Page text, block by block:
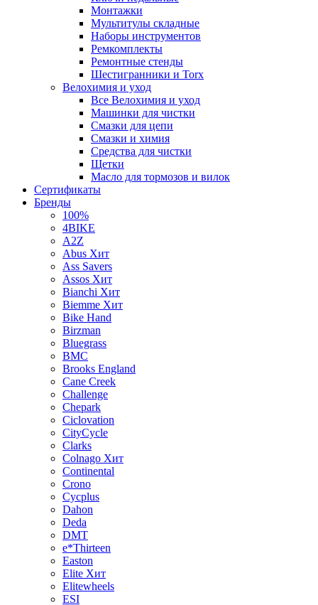
Монтажки
Мультитулы складные
Наборы инструментов
Ремкомплекты
Ремонтные стенды
Шестигранники и Torx
Велохимия и уход
Все Велохимия и уход
Машинки для чистки
Смазки для цепи
Смазки и химия
Средства для чистки
Щетки
Масло для тормозов и вилок
Сертификаты
Бренды
100%
4BIKE
A2Z
Abus Хит
Ass Savers
Assos Хит
Bianchi Хит
Biemme Хит
Bike Hand
Birzman
Bluegrass
BMC
Brooks England
Cane Creek
Challenge
Chepark
Ciclovation
CityCycle
Clarks
Colnago Хит
Continental
Crono
Cycplus
Dahon
Deda
DMT
e*Thirteen
Easton
Elite Хит
Elitewheels
ESI